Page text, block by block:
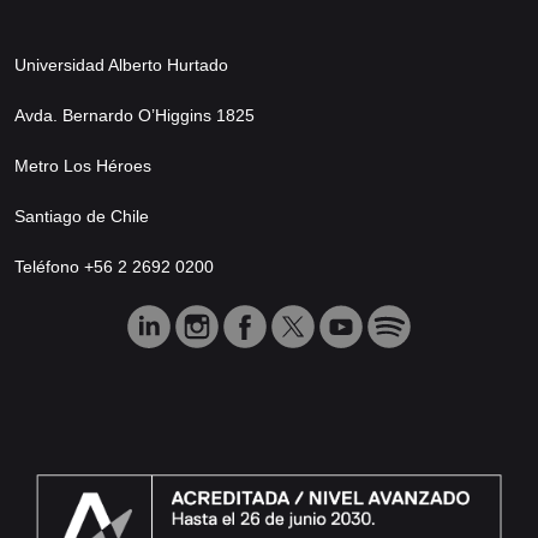
Universidad Alberto Hurtado
Avda. Bernardo O’Higgins 1825
Metro Los Héroes
Santiago de Chile
Teléfono +56 2 2692 0200